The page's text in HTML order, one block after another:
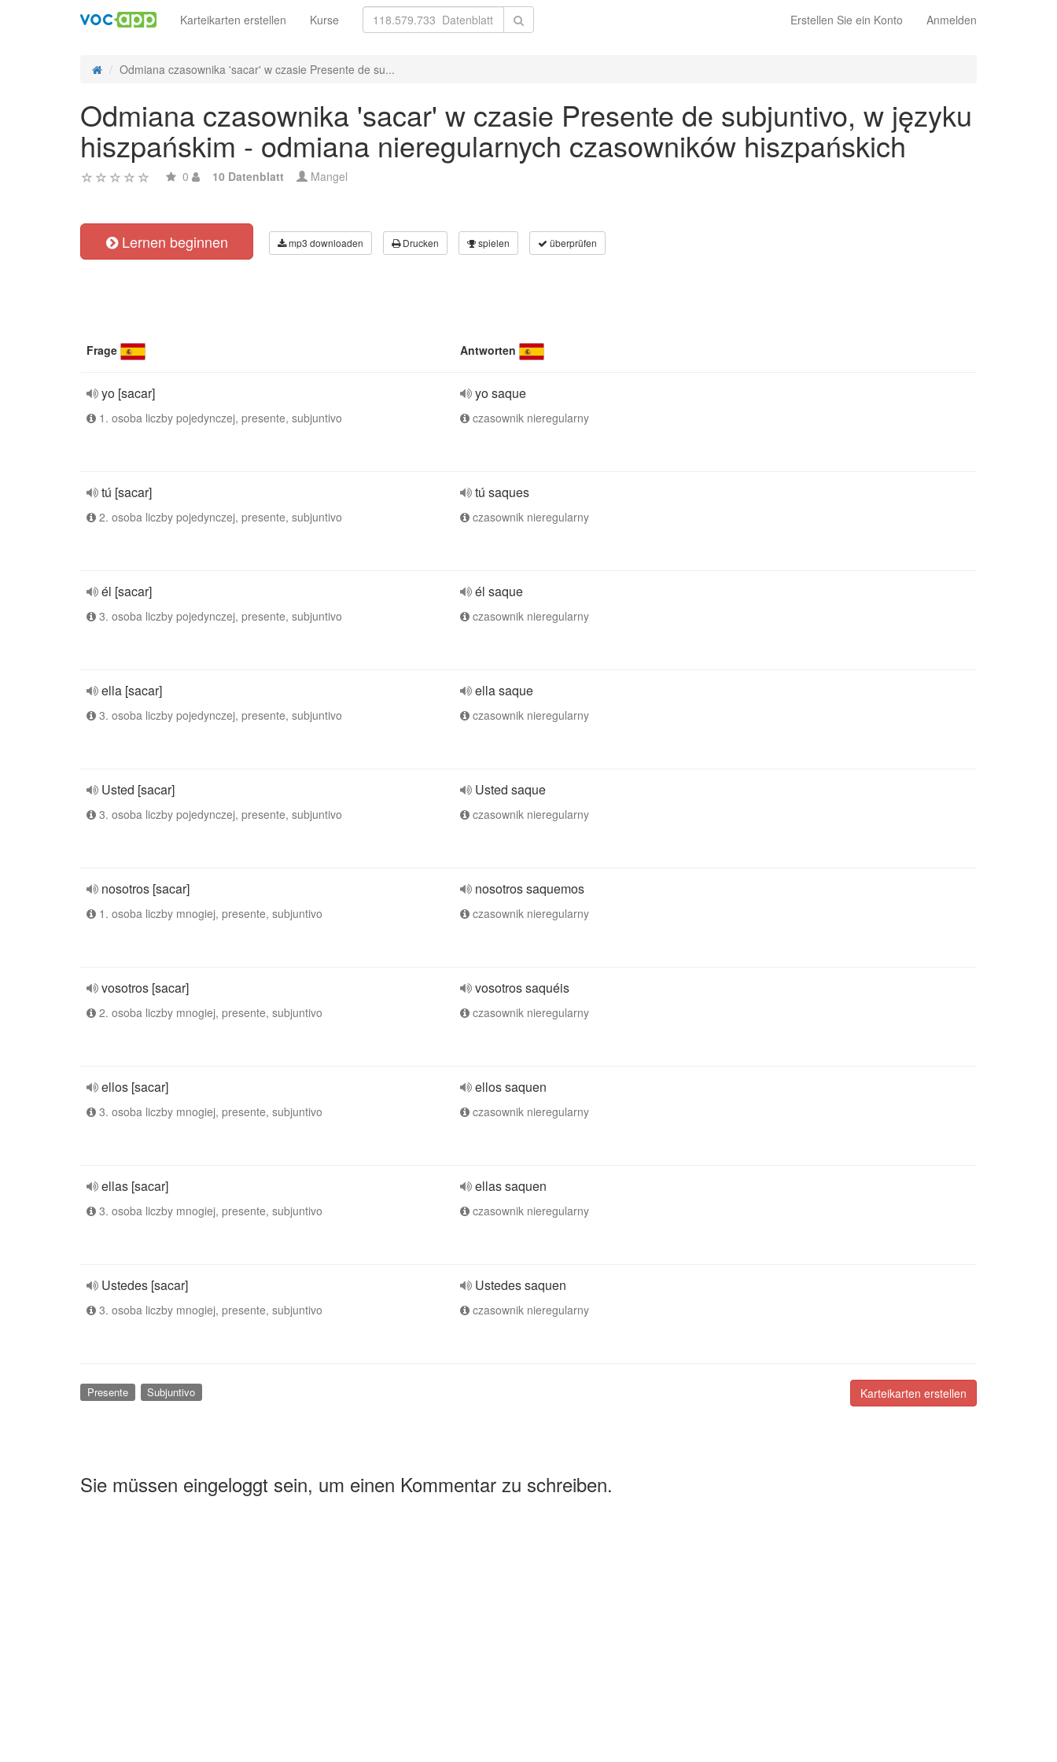
Erstellen Sie ein Konto Anmelden
Karteikarten erstellen Kurse
Odmiana czasownika 'sacar' w czasie Presente de su...
Odmiana czasownika 'sacar' w czasie Presente de subjuntivo, w języku
hiszpańskim - odmiana nieregularnych czasowników hiszpańskich
0 10 Datenblatt Mangel
Lernen beginnen mp3 downloaden Drucken spielen überprüfen
Frage Antworten
yo [sacar]
1. osoba liczby pojedynczej, presente, subjuntivo
yo saque
czasownik nieregularny
tú [sacar]
2. osoba liczby pojedynczej, presente, subjuntivo
tú saques
czasownik nieregularny
él [sacar]
3. osoba liczby pojedynczej, presente, subjuntivo
él saque
czasownik nieregularny
ella [sacar]
3. osoba liczby pojedynczej, presente, subjuntivo
ella saque
czasownik nieregularny
Usted [sacar]
3. osoba liczby pojedynczej, presente, subjuntivo
Usted saque
czasownik nieregularny
nosotros [sacar]
1. osoba liczby mnogiej, presente, subjuntivo
nosotros saquemos
czasownik nieregularny
vosotros [sacar]
2. osoba liczby mnogiej, presente, subjuntivo
vosotros saquéis
czasownik nieregularny
ellos [sacar]
3. osoba liczby mnogiej, presente, subjuntivo
ellos saquen
czasownik nieregularny
ellas [sacar]
3. osoba liczby mnogiej, presente, subjuntivo
ellas saquen
czasownik nieregularny
Ustedes [sacar]
3. osoba liczby mnogiej, presente, subjuntivo
Ustedes saquen
czasownik nieregularny
Karteikarten erstellen
Presente Subjuntivo
Sie müssen eingeloggt sein, um einen Kommentar zu schreiben.